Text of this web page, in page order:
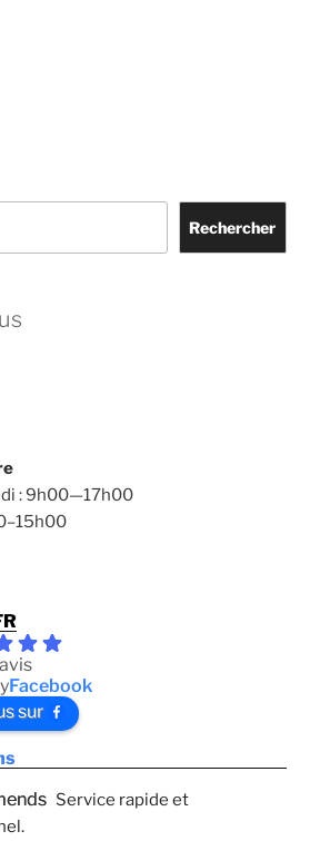
Rechercher
: 9h00—17h00
Facebook
sur
Service rapide et